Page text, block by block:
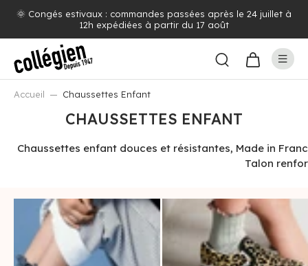
🌞 Congés estivaux : commandes passées après le 24 juillet à
12h expédiées à partir du 17 août
Accueil Chaussettes Enfant
CHAUSSETTES ENFANT
Chaussettes enfant douces et résistantes, Made in
Talon